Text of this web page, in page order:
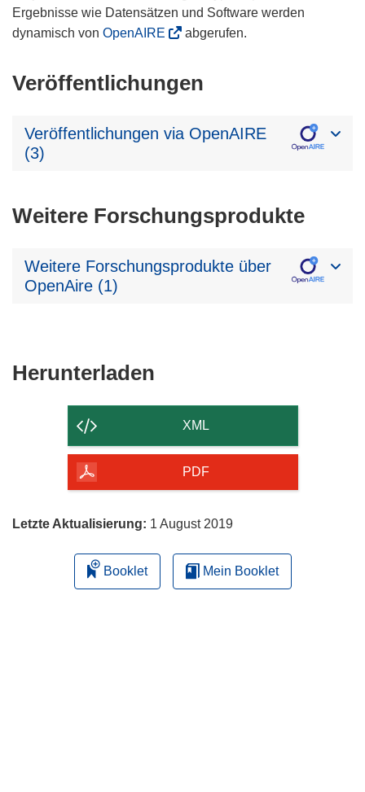
Ergebnisse wie Datensätzen und Software werden
dynamisch von OpenAIRE abgerufen.
Veröffentlichungen
Veröffentlichungen via OpenAIRE
(3)
Weitere Forschungsprodukte
Weitere Forschungsprodukte über
OpenAire (1)
Herunterladen
der
Seite
herunterladen
XML
PDF
Letzte Aktualisierung: 1 August 2019
Booklet Mein Booklet